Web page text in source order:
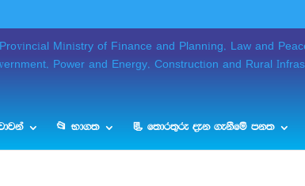
📂 භාගත 📃 තොරතුරු දැන ගැනීමේ පනත